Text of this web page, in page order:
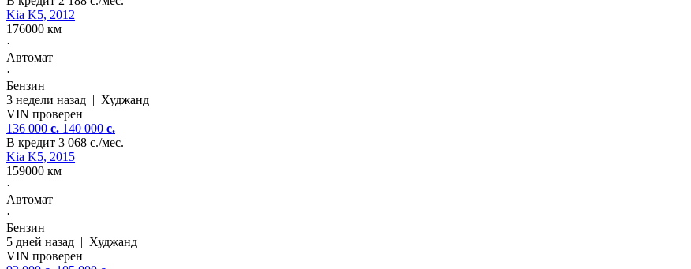
Kia K5, 2012
176000 км
·
Автомат
·
Бензин
3 недели назад | Худжанд
VIN проверен
136 000 c. 140 000 c.
В кредит 3 068 c./мес.
Kia K5, 2015
159000 км
·
Автомат
·
Бензин
5 дней назад | Худжанд
VIN проверен